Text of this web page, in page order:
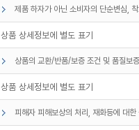
제품 하자가 아닌 소비자의 단순변심,
상품 상세정보에 별도 표기
상품의 교환/반품/보증 조건 및 품질보
상품 상세정보에 별도 표기
피해자 피해보상의 처리, 재화등에 대